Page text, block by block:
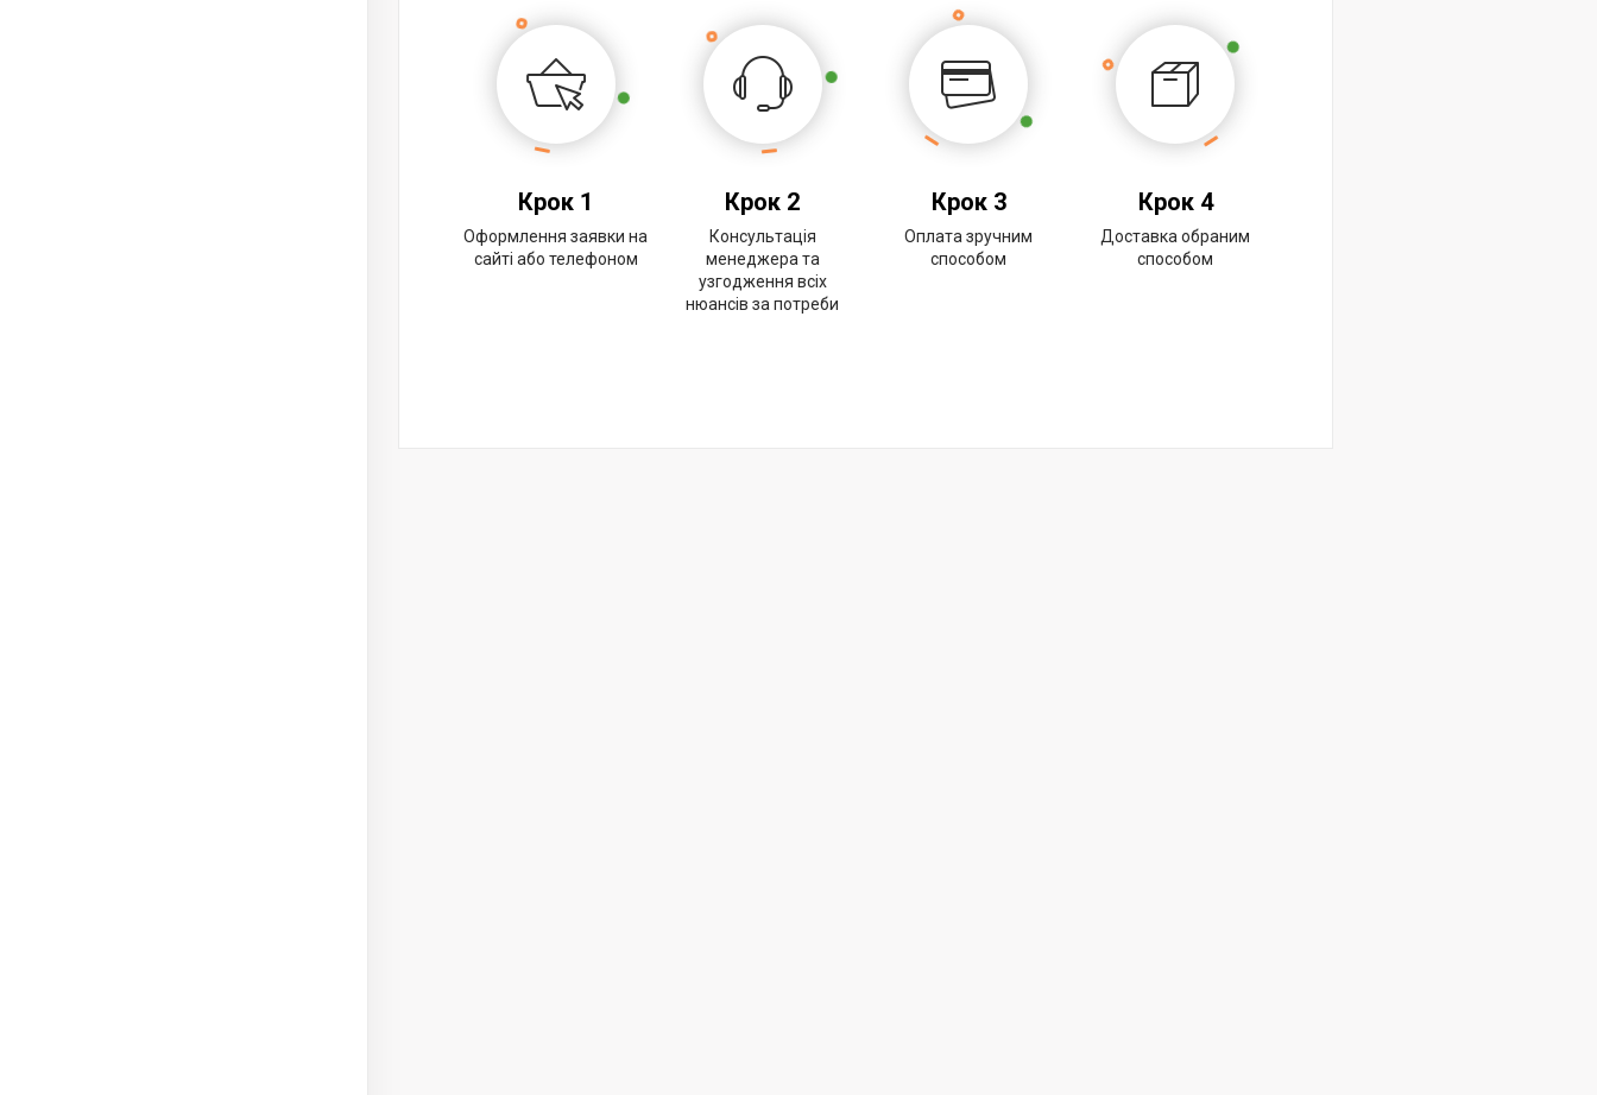
Крок 1
Оформлення заявки на
сайті або телефоном
Крок 2
Консультація
менеджера та
узгодження всіх
нюансів за потреби
Крок 3
Оплата зручним
способом
Крок 4
Доставка обраним
способом